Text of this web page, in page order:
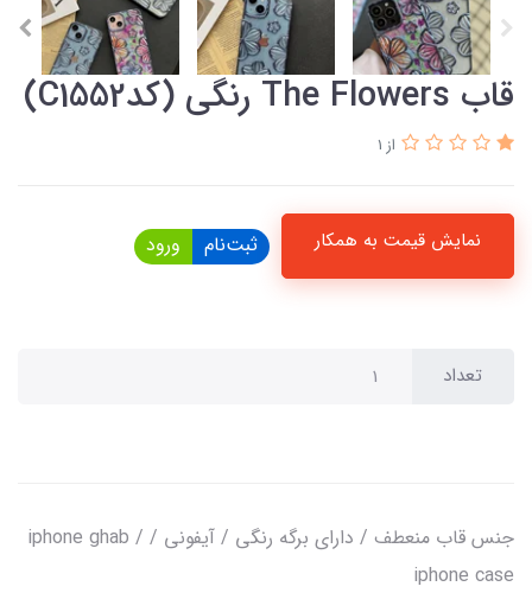
قاب The Flowers رنگی (کدC1552)
از 1
نمایش قیمت به همکار ثبت‌نام ورود
تعداد
جنس قاب منعطف / دارای برگه رنگی / آیفونی / iphone ghab /
iphone case